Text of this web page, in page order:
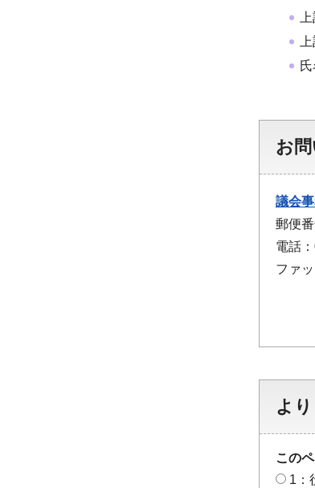
お
議会
郵便
電話
ファ
よ
この
1：